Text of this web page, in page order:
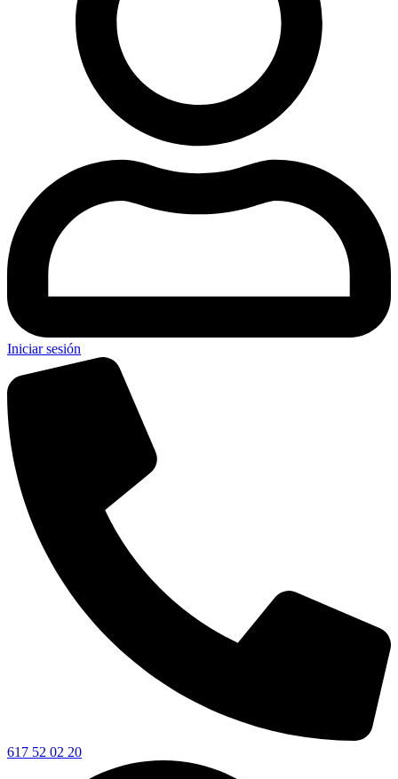
Iniciar sesión
617 52 02 20